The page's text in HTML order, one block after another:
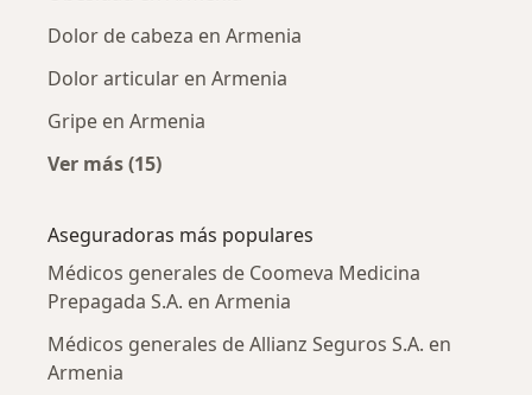
Dolor de cabeza en Armenia
Dolor articular en Armenia
Gripe en Armenia
Ver más (15)
Aseguradoras más populares
Médicos generales de Coomeva Medicina
Prepagada S.A. en Armenia
Médicos generales de Allianz Seguros S.A. en
Armenia